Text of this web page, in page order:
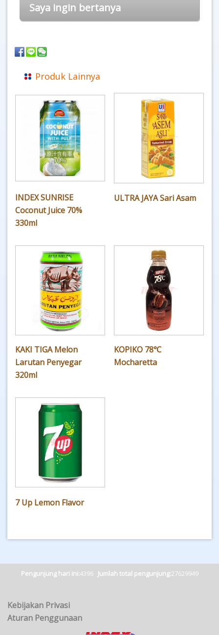
Saya ingin bertanya
Produk Lainnya
INDEX SUNRISE
Coconut Juice 70%
330ml
ULTRA JAYA Sari Asam
KAKI TIGA Melon
Larutan Penyegar
320ml
KOPIKO 78℃
Mocharetta
7 Up Lemon Flavor
Pengunjung hari ini:4396 Jumlah total pengunjung:27629949
Kebijakan Privasi
Aturan Penggunaan